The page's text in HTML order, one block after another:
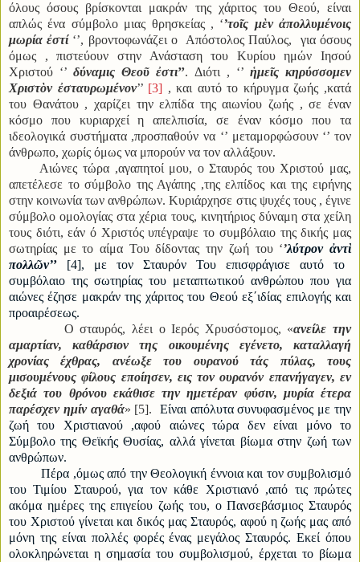
όλους όσους βρίσκονται μακράν της χάριτος του Θεού, είναι
απλώς ένα σύμβολο μιας θρησκείας , ‘’τοῖς μὲν ἀπολλυμένοις
μωρία ἐστί‘’, βροντοφωνάζει ο Απόστολος Παύλος,
για όσους
όμως , πιστεύουν στην Ανάσταση του Κυρίου ημών Ιησού
Χριστού ‘’ δύναμις Θεοῦ ἐστι’’. Διότι , ‘’ ἡμεῖς κηρύσσομεν
Χριστὸν ἐσταυρωμένον’’ [3] , και αυτό το κήρυγμα ζωής ,κατά
του Θανάτου , χαρίζει την ελπίδα της αιωνίου ζωής , σε έναν
κόσμο που κυριαρχεί η απελπισία, σε έναν κόσμο που τα
ιδεολογικά συστήματα ,προσπαθούν να ‘’ μεταμορφώσουν ‘’ τον
άνθρωπο, χωρίς όμως να μπορούν να τον αλλάξουν.
Αιώνες τώρα ,αγαπητοί μου, ο Σταυρός του Χριστού μας,
απετέλεσε το σύμβολο της Αγάπης ,της ελπίδος και της ειρήνης
στην κοινωνία των ανθρώπων. Κυριάρχησε στις ψυχές τους , έγινε
σύμβολο ομολογίας στα χέρια τους, κινητήριος δύναμη στα χείλη
τους διότι, εάν ό Χριστός υπέγραψε το συμβόλαιο της δικής μας
σωτηρίας με το αίμα Του δίδοντας την ζωή του ‘’λύτρονἀντὶ
πολλῶν’’ [4], με τον Σταυρόν Του επισφράγισε αυτό το
συμβόλαιο της σωτηρίας του μεταπτωτικού ανθρώπου που για
αιώνες έζησε μακράν της χάριτος του Θεού εξ΄ιδίας επιλογής και
προαιρέσεως.
Ο σταυρός, λέει ο Ιερός Χρυσόστομος, «ανείλε την
αμαρτίαν, καθάρσιον της οικουμένης εγένετο, καταλλαγή
χρονίας έχθρας, ανέωξε του ουρανού τάς πύλας, τους
μισουμένους φίλους εποίησεν, εις τον ουρανόν επανήγαγεν, εν
δεξιά του θρόνου εκάθισε την ημετέραν φύσιν, μυρία έτερα
παρέσχεν ημίν αγαθά» [5]. Είναι απόλυτα συνυφασμένος με την
ζωή του Χριστιανού ,αφού αιώνες τώρα δεν είναι μόνο το
Σύμβολο της Θεϊκής Θυσίας, αλλά γίνεται βίωμα στην ζωή των
ανθρώπων.
Πέρα ,όμως από την Θεολογική έννοια και τον συμβολισμό
του Τιμίου Σταυρού, για τον κάθε Χριστιανό ,από τις πρώτες
ακόμα ημέρες της επιγείου ζωής του, ο Πανσεβάσμιος Σταυρός
του Χριστού γίνεται και δικός μας Σταυρός, αφού η ζωής μας από
μόνη της είναι πολλές φορές ένας μεγάλος Σταυρός. Εκεί όπου
ολοκληρώνεται η σημασία του συμβολισμού, έρχεται το βίωμα